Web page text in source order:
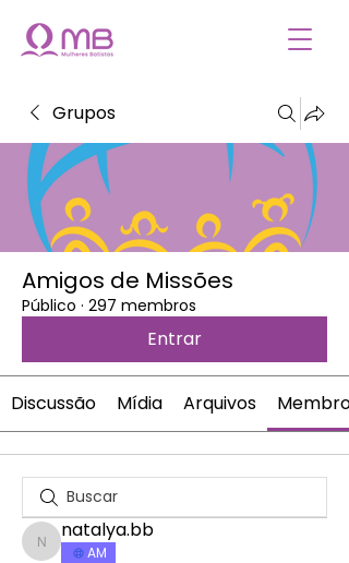
Grupos
Amigos de Missões
Público · 297 membros
Entrar
Discussão Mídia Arquivos Membros
natalya.bb
natalya.bb
AM